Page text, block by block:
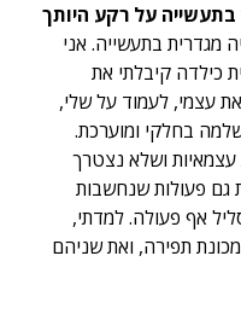
על רקע היותך
מגדרית בתעשייה. אני
כילדה קיבלתי את
עצמי, לעמוד על שלי,
בחלקי ומוערכת.
ושלא נצטרך
גם פעולות שנחשבות
אף פעולה. למדתי,
תפירה, ואת שניהם